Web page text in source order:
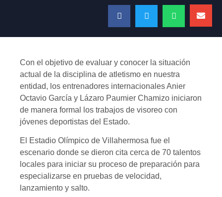
Con el objetivo de evaluar y conocer la situación
actual de la disciplina de atletismo en nuestra
entidad, los entrenadores internacionales Anier
Octavio García y Lázaro Paumier Chamizo iniciaron
de manera formal los trabajos de visoreo con
jóvenes deportistas del Estado.
El Estadio Olímpico de Villahermosa fue el
escenario donde se dieron cita cerca de 70 talentos
locales para iniciar su proceso de preparación para
especializarse en pruebas de velocidad,
lanzamiento y salto.